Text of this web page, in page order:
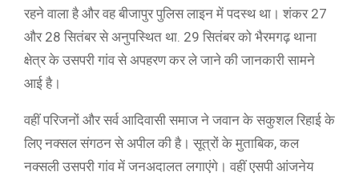
रहने वाला है और वह बीजापुर पुलिस लाइन में पदस्थ था। शंकर 27
और 28 सितंबर से अनुपस्थित था. 29 सितंबर को भैरमगढ़ थाना
क्षेत्र के उसपरी गांव से अपहरण कर ले जाने की जानकारी सामने
आई है।
वहीं परिजनों और सर्व आदिवासी समाज ने जवान के सकुशल रिहाई के
लिए नक्सल संगठन से अपील की है। सूत्रों के मुताबिक, कल
नक्सली उसपरी गांव में जनअदालत लगाएंगे। वहीं एसपी आंजनेय